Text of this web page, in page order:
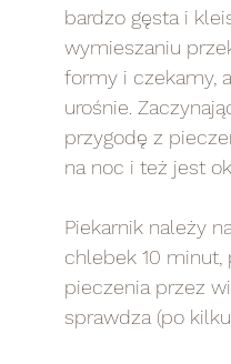
bardzo gęsta i
wymieszaniu
formy i czekamy,
urośnie.
przygodę z
na noc i też jest ok.
Piekarnik należy
chlebek 10
pieczenia przez
sprawdza (po